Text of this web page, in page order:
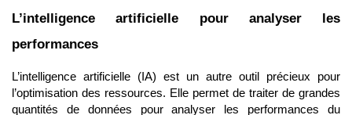
L’intelligence artificielle pour analyser les
performances
L’intelligence artificielle (IA) est un autre outil précieux pour
l’optimisation des ressources. Elle permet de traiter de grandes
quantités de données pour analyser les performances du